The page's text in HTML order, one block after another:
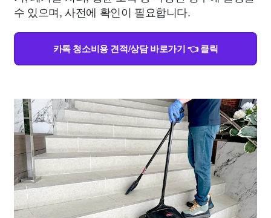
수 있으며, 사전에 확인이 필요합니다.
카톡 청소비용 견적/상담 바로가기 👈 클릭